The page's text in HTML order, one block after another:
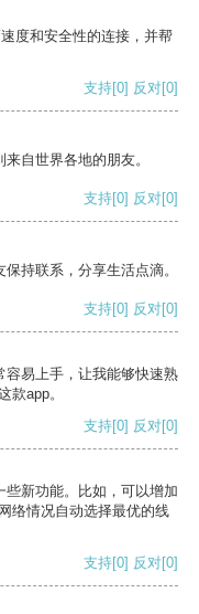
度和安全性的连接，并帮
支持[0] 反对[0]
自世界各地的朋友。
支持[0] 反对[0]
持联系，分享生活点滴。
支持[0] 反对[0]
容易上手，让我能够快速熟
款app。
支持[0] 反对[0]
新功能。比如，可以增加
络情况自动选择最优的线
支持[0] 反对[0]